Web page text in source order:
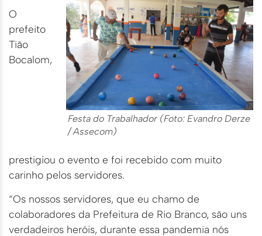
Festa do Trabalhador (Foto: Evandro Derze
/ Assecom)
O
prefeito
Tião
Bocalom,
prestigiou o evento e foi recebido com muito
carinho pelos servidores.
“Os nossos servidores, que eu chamo de
colaboradores da Prefeitura de Rio Branco, são uns
verdadeiros heróis, durante essa pandemia nós